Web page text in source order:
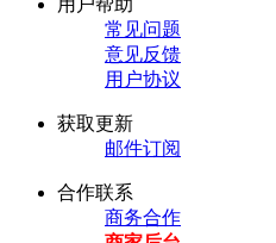
常见问题
意见反馈
用户协议
获取更新
邮件订阅
合作联系
商务合作